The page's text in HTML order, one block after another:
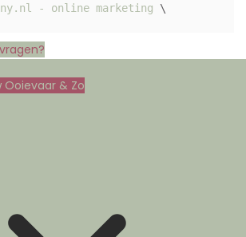
- online marketing \
& Zo